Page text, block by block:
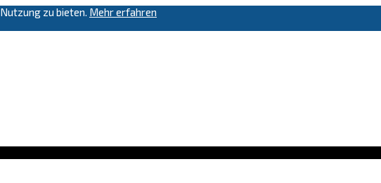
zu bieten. Mehr erfahren